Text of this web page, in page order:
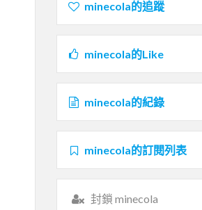
minecola的追蹤
minecola的Like
minecola的紀錄
minecola的訂閱列表
封鎖 minecola